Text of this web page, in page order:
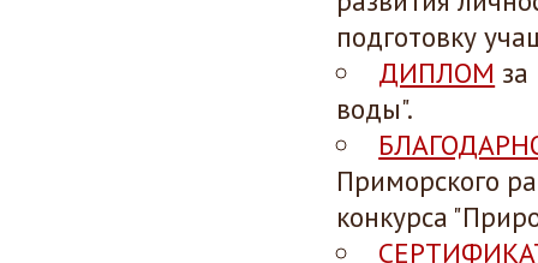
подготовку
ДИПЛОМ
воды".
Приморского
конкурса